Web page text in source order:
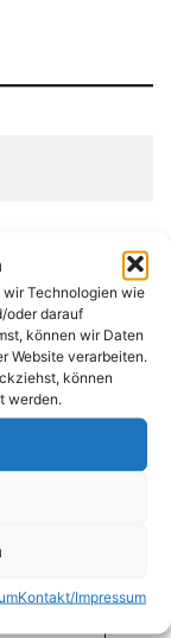
wir Technologien wie
oder darauf
können wir Daten
Website verarbeiten.
können
werden.
Kontakt/Impressum
sind mit